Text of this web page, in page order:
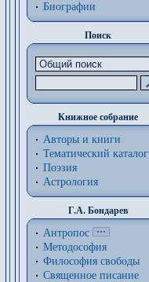
Биографии
Поиск
Книжное собрание
Авторы и книги
Тематический каталог
Поэзия
Астрология
Г.А. Бондарев
Антропос
Методософия
Философия cвободы
Священное писание